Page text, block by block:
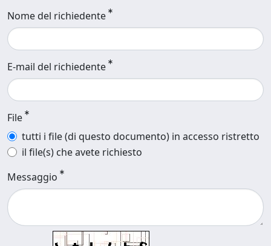
Nome del richiedente
E-mail del richiedente
File
tutti i file (di questo documento) in accesso ristretto
il file(s) che avete richiesto
Messaggio